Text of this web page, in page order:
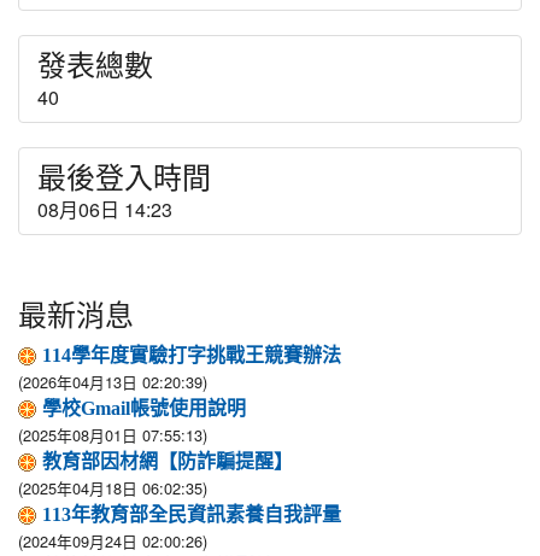
發表總數
40
最後登入時間
08月06日 14:23
最新消息
114學年度實驗打字挑戰王競賽辦法
(2026年04月13日 02:20:39)
學校Gmail帳號使用說明
(2025年08月01日 07:55:13)
教育部因材網【防詐騙提醒】
(2025年04月18日 06:02:35)
113年教育部全民資訊素養自我評量
(2024年09月24日 02:00:26)